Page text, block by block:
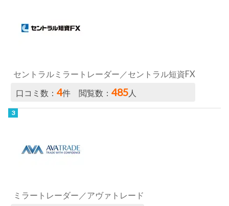
セントラルミラートレーダー／セントラル短資FX
口コミ数：4件 閲覧数：485 人
ミラートレーダー／アヴァトレード